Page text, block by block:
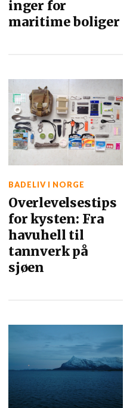
inger for
maritime boliger
BADELIV I NORGE
Overlevelsestips
for kysten: Fra
havuhell til
tannverk på
sjøen